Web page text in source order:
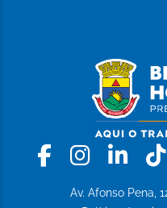
Facebook
Av. Afonso Pena,